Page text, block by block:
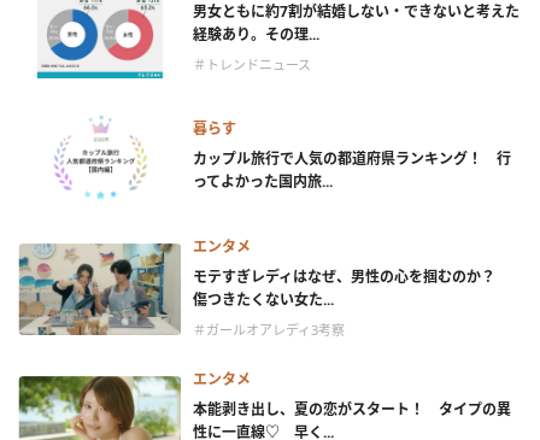
男女ともに約7割が結婚しない・できないと考えた
経験あり。その理...
＃トレンドニュース
暮らす
カップル旅行で人気の都道府県ランキング！ 行
ってよかった国内旅...
エンタメ
モテすぎレディはなぜ、男性の心を掴むのか？
傷つきたくない女た...
＃ガールオアレディ3考察
エンタメ
本能剥き出し、夏の恋がスタート！ タイプの異
性に一直線♡ 早く...